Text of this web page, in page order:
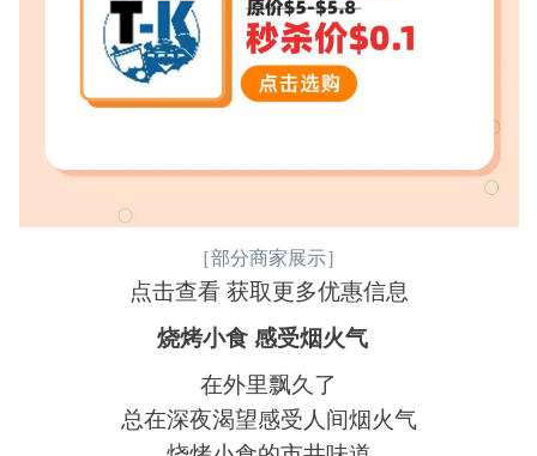
［部分商家展示］
点击查看 获取更多优惠信息
烧烤小食 感受烟火气
在外里飘久了
总在深夜渴望感受人间烟火气